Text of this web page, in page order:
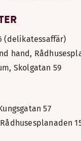
(delikatessaffär)
hand,
Skolgatan 59
57